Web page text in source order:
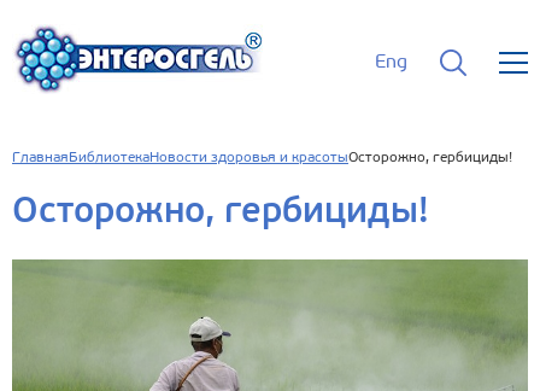
Eng
Главная БиблиотекаНовости здоровья и красотыОсторожно, гербициды!
Осторожно, гербициды!